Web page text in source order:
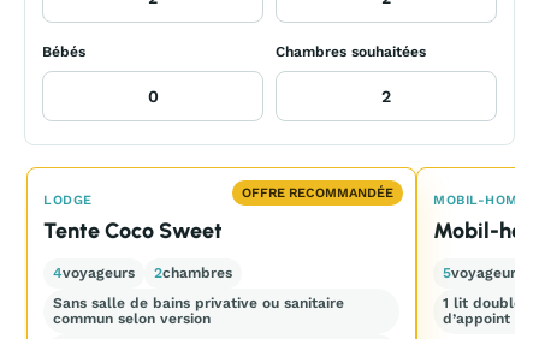
Bébés Chambres souhaitées
MOBIL-HOME
Mobil-
5voyageurs
1 lit double
d’appoint
OFFRE RECOMMANDÉE
LODGE
Tente Coco Sweet
4voyageurs 2chambres
Sans salle de bains privative ou sanitaire
commun selon version